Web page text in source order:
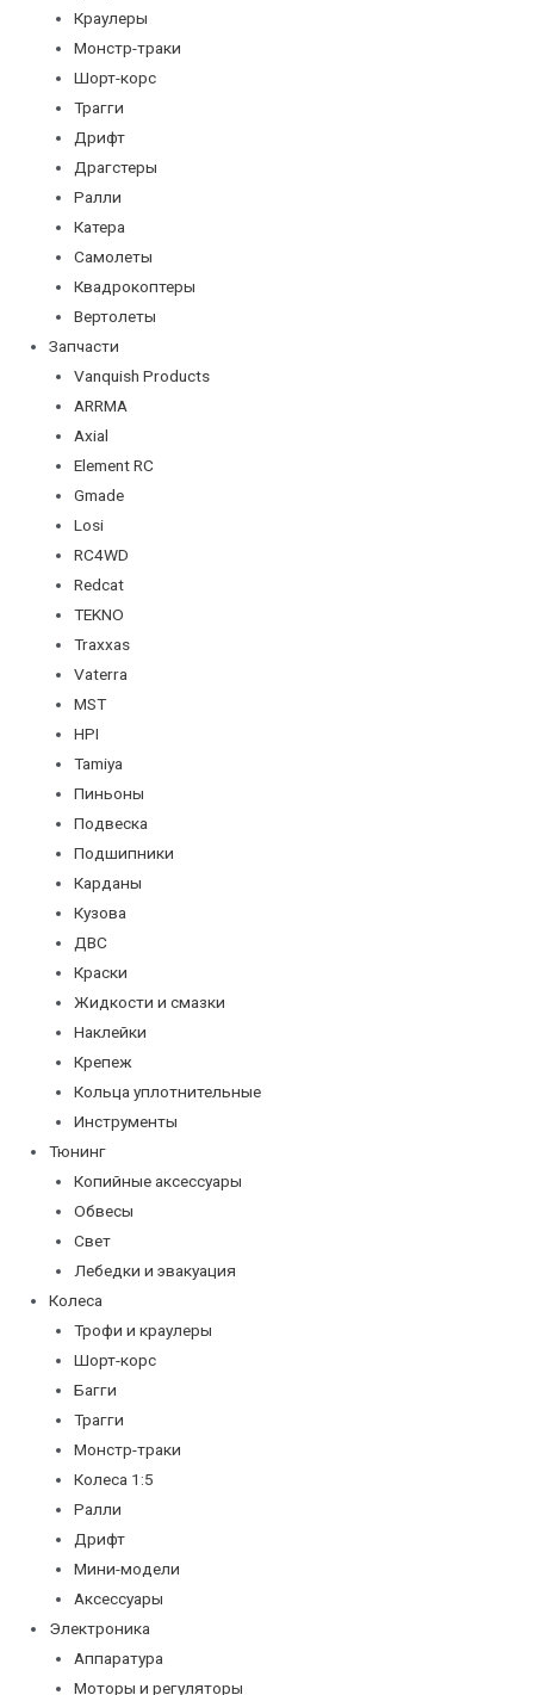
Краулеры
Монстр-траки
Шорт-корс
Трагги
Дрифт
Драгстеры
Ралли
Катера
Самолеты
Квадрокоптеры
Вертолеты
Запчасти
Vanquish Products
ARRMA
Axial
Element RC
Gmade
Losi
RC4WD
Redcat
TEKNO
Traxxas
Vaterra
MST
HPI
Tamiya
Пиньоны
Подвеска
Подшипники
Карданы
Кузова
ДВС
Краски
Жидкости и смазки
Наклейки
Крепеж
Кольца уплотнительные
Инструменты
Тюнинг
Копийные аксессуары
Обвесы
Свет
Лебедки и эвакуация
Колеса
Трофи и краулеры
Шорт-корс
Багги
Трагги
Монстр-траки
Колеса 1:5
Ралли
Дрифт
Мини-модели
Аксессуары
Электроника
Аппаратура
Моторы и регуляторы